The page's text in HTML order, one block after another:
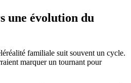
une évolution du
familiale suit souvent un cycle.
marquer un tournant pour